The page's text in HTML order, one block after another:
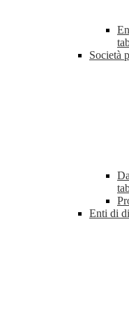
Società
Enti di